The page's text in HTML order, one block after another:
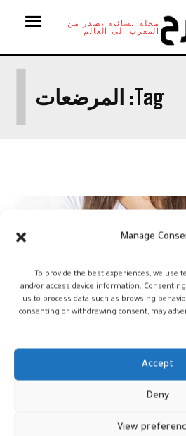
Manage
To provide the best experiences, we use
and/or access device information.
us to process data such as browsing
consenting or withdrawing consent, may
Accept
Deny
View
مجلة نسائية تصدر من
المغرب الى العالم
Tag: المرضعات
والمرضعات في